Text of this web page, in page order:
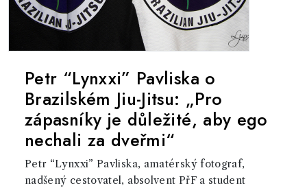
Petr “Lynxxi” Pavliska o
Brazilském Jiu-Jitsu: „Pro
zápasníky je důležité, aby ego
nechali za dveřmi“
Petr “Lynxxi” Pavliska, amatérský fotograf,
nadšený cestovatel, absolvent PřF a student